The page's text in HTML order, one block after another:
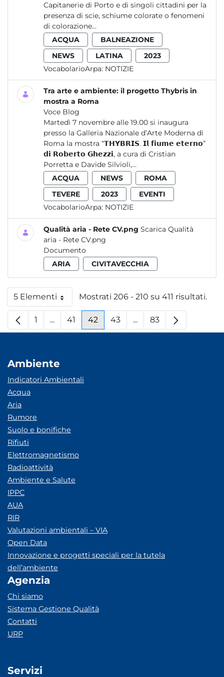
Capitanerie di Porto e di singoli cittadini per la
presenza di scie, schiume colorate o fenomeni
di colorazione...
ACQUA
BALNEAZIONE
NEWS
LATINA
2023
VocabolarioArpa: NOTIZIE
Tra arte e ambiente: il progetto Thybris in
mostra a Roma
Voce Blog
Martedì 7 novembre alle 19.00 si inaugura
presso la Galleria Nazionale d’Arte Moderna di
Roma la mostra “𝗧𝗛𝗬𝗕𝗥𝗜𝗦. 𝗜𝗹 𝗳𝗶𝘂𝗺𝗲 𝗲𝘁𝗲𝗿𝗻𝗼”
𝗱𝗶 𝗥𝗼𝗯𝗲𝗿𝘁𝗼 𝗚𝗵𝗲𝘇𝘇𝗶, a cura di Cristian
Porretta e Davide Silvioli,...
ACQUA
NEWS
ROMA
TEVERE
2023
EVENTI
VocabolarioArpa: NOTIZIE
Qualità aria - Rete CV.png Scarica Qualità
aria - Rete CV.png
Documento
ARIA
CIVITAVECCHIA
5 ElementiPer paginaMostrati 206 - 210 su 411 risultati.
Pagina
1 ...Pagine intermedie
Pagina
41 Pagina
42 Pagina
43 ...Pagine intermedie
Pagina
83
Ambiente
Indicatori Ambientali
Acqua
Aria
Rumore
Suolo e bonifiche
Rifiuti
Elettromagnetismo
Radioattività
Ambiente e Salute
IPPC
AUA
RIR
Valutazioni ambientali – VIA
Open Data
Innovazione e progetti speciali per la tutela
dell’ambiente
Agenzia
Chi siamo
Sistema Gestione Qualità
Contatti
URP
Servizi